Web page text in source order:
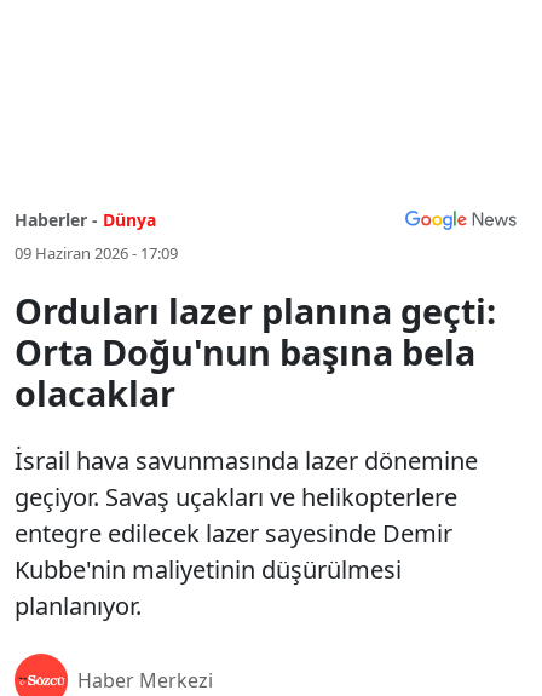
Haberler - Dünya
09 Haziran 2026 - 17:09
Orduları lazer planına geçti:
Orta Doğu'nun başına bela
olacaklar
İsrail hava savunmasında lazer dönemine
geçiyor. Savaş uçakları ve helikopterlere
entegre edilecek lazer sayesinde Demir
Kubbe'nin maliyetinin düşürülmesi
planlanıyor.
Haber Merkezi